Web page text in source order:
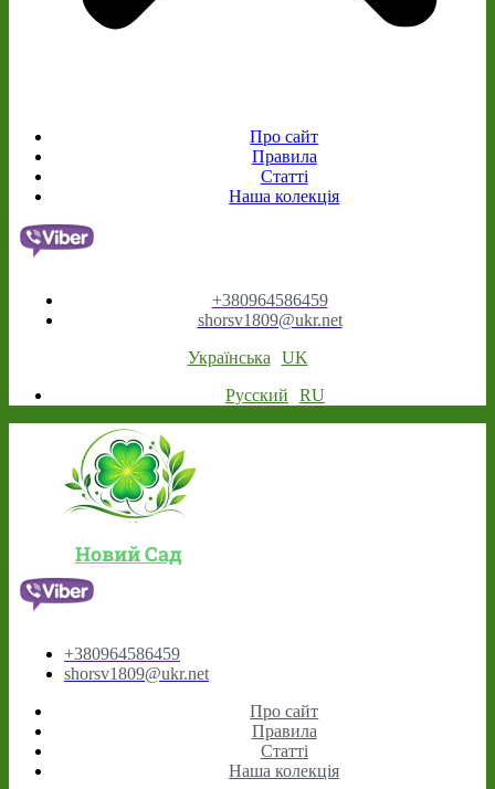
Про сайт
Правила
Статті
Наша колекція
+380964586459
shorsv1809@ukr.net
Українська
UK
Русский
RU
Новий Сад
+380964586459
shorsv1809@ukr.net
Про сайт
Правила
Статті
Наша колекція